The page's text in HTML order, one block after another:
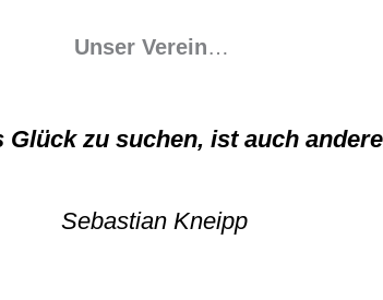
Unser Verein…
zu suchen, ist auch
Sebastian Kneipp